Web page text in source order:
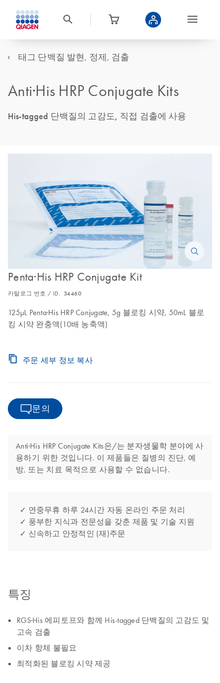
태그 단백질 발현, 정제, 검출
Anti·His HRP Conjugate Kits
His-tagged 단백질의 고감도, 직접 검출에 사용
Penta·His HRP Conjugate Kit
카탈로그 번호 / ID. 34460
125μL Penta·His HRP Conjugate, 5g 블로킹 시약, 50mL 블로
킹 시약 완충액(10배 농축액)
주문 세부 정보 복사
문의
Anti·His HRP Conjugate Kits은/는 분자생물학 분야에 사
용하기 위한 것입니다. 이 제품들은 질병의 진단, 예
방, 또는 치료 목적으로 사용할 수 없습니다.
✓ 연중무휴 하루 24시간 자동 온라인 주문 처리
✓ 풍부한 지식과 전문성을 갖춘 제품 및 기술 지원
✓ 신속하고 안정적인 (재)주문
특징
RGS·His 에피토프와 함께 His-tagged 단백질의 고감도 및
고속 검출
이차 항체 불필요
최적화된 블로킹 시약 제공